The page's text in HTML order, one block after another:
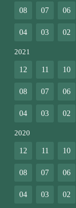
08 07 06
04 03 02
2021
12 11 10
08 07 06
04 03 02
2020
12 11 10
08 07 06
04 03 02